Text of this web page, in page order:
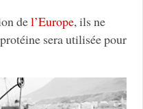
del’Europe, ils ne
sera utilisée pour